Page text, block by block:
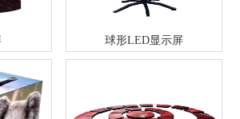
球形LED显示屏